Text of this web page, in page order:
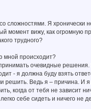
сложностями. Я
момент вижу, как огромную
трудного?
мной происходит?
очевидные решения.
- я должна буду взять
решить. Ведь я – причина. И
когда от тебя не зависит
себе сидеть и ничего не